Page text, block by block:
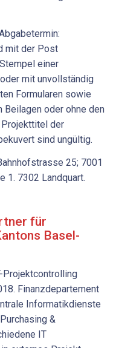
mit der Post
einer
mit unvollständig
Formularen sowie
Beilagen oder ohne den
der
sind ungültig.
25; 7001
1. 7302 Landquart.
für
Basel-
Projektcontrolling
Finanzdepartement
Informatikdienste
&
IT